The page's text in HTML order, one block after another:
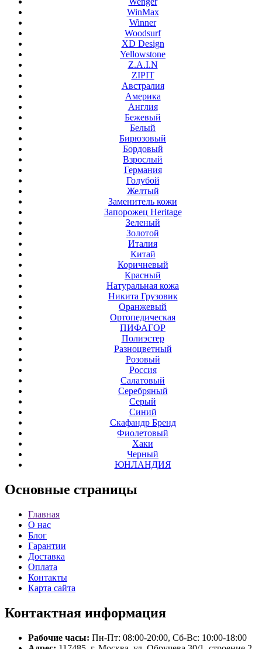
WinMax
Winner
Woodsurf
XD Design
Yellowstone
Z.A.I.N
ZIPIT
Австралия
Америка
Англия
Бежевый
Белый
Бирюзовый
Бордовый
Взрослый
Германия
Голубой
Желтый
Заменитель кожи
Запорожец Heritage
Зеленый
Золотой
Италия
Китай
Коричневый
Красный
Натуральная кожа
Никита Грузовик
Оранжевый
Ортопедическая
ПИФАГОР
Полиэстер
Разноцветный
Розовый
Россия
Салатовый
Серебряный
Серый
Синий
Скафандр Бренд
Фиолетовый
Хаки
Черный
ЮНЛАНДИЯ
Основные страницы
Главная
О нас
Блог
Гарантии
Доставка
Оплата
Контакты
Карта сайта
Контактная информация
Рабочие часы: Пн-Пт: 08:00-20:00, Сб-Вс: 10:00-18:00